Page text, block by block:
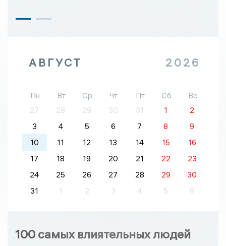
АВГУСТ 2026
Пн Вт Ср Чт Пт Сб
Вс
27
28 29 30 31 1
2
3
4 5 6 7 8
9
10
11 12 13 14 15
16
17
18 19 20 21 22
23
24
25 26 27 28 29
30
31
1 2 3 4 5 6
100 самых влиятельных людей